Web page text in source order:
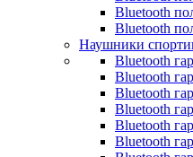
Bluetooth
Bluetooth
Наушники
Bluetooth
Bluetooth
Bluetooth
Bluetooth
Bluetooth
Bluetooth